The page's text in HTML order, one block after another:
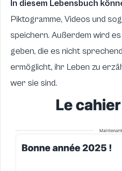
In diesem Lebensbuch
Piktogramme, Videos und
speichern. Außerdem wird
geben, die es nicht
ermöglicht, ihr Leben zu
wer sie sind.